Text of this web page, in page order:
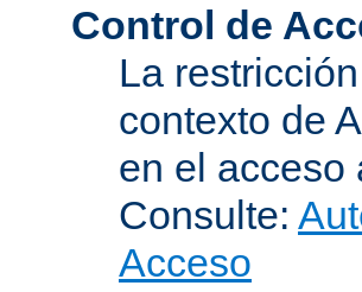
Control de
La
contexto de
en el acceso
Consulte:
Acceso